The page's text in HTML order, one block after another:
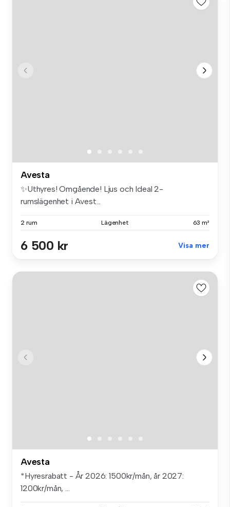
Avesta
✨Uthyres! Omgående! Ljus och Ideal 2-
rumslägenhet i Avest...
2 rum Lägenhet 63 m²
6 500 kr Visa mer
Avesta
*Hyresrabatt - År 2026: 1500kr/mån, år 2027:
1200kr/mån, ...